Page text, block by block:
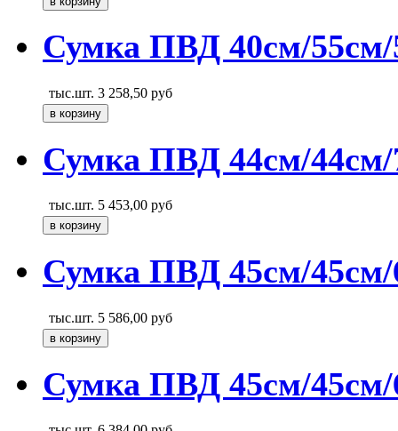
Сумка ПВД 40см/
тыс.шт. 3 258,50 руб
Сумка ПВД 44см/
тыс.шт. 5 453,00 руб
Сумка ПВД 45см/
тыс.шт. 5 586,00 руб
Сумка ПВД 45см/